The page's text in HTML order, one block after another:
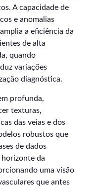
A capacidade de
e anomalias
a eficiência da
de alta
quando
variações
diagnóstica.
profunda,
texturas,
das veias e dos
robustos que
de dados
horizonte da
uma visão
que antes